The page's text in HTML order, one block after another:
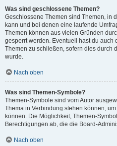
Was sind geschlossene Themen?
Geschlossene Themen sind Themen, in
kann und bei denen eine laufende
Themen können aus vielen Gründen
gesperrt werden. Eventuell hast du auch
Themen zu schließen, sofern dies durch
wurde.
Nach oben
Was sind Themen-Symbole?
Themen-Symbole sind vom Autor
Thema in Verbindung stehen können,
können. Die Möglichkeit, Themen-
Berechtigungen ab, die die Board-
Nach oben